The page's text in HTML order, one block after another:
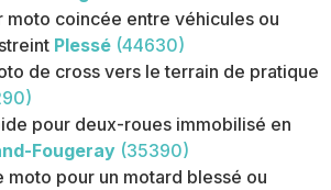
moto coincée entre véhicules ou
Plessé (44630)
de cross vers le terrain de pratique
pour deux-roues immobilisé en
Fougeray (35390)
moto pour un motard blessé ou